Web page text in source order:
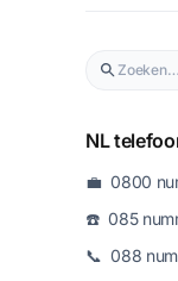
NL
💼 0800
☎️ 085
📞 088